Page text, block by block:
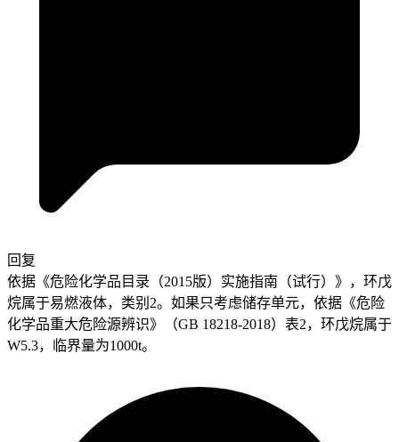
回复
依据《危险化学品目录（2015版）实施指南（试行）》，环戊
烷属于易燃液体，类别2。如果只考虑储存单元，依据《危险
化学品重大危险源辨识》（GB 18218-2018）表2，环戊烷属于
W5.3，临界量为1000t。